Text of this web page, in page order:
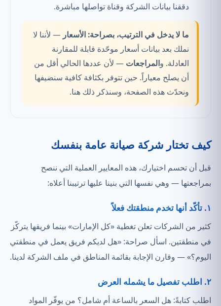
دققنا بيانات الشركة وقناة تواصلها مباشرة.
ما لا يدخل في الترتيب، بصراحة: الأسعار — لأننا لا
نملك بعد بيانات أسعار موحّدة قابلة للمقارنة
العادلة. والمراجعات — لأن عددها الحالي أقل من
أن يصلح معياراً. حين تتوفر بكثافة كافية سنضيفها
ونحدّث هذه الصفحة، وسنذكر ذلك هنا.
كيف تختار شركة صيانة عامة بنفسك
قبل أن تحسم اختيارك، هذه المعايير العملية التي ننصح
بمراجعتها — وهي نفسها التي بنينا عليها ترتيبنا أعلاه:
١. تأكّد أنها تخدم منطقتك فعلاً
كثير من الشركات تعلن تغطية «كل الإمارات» بينما فريقها يتركّز
في منطقتين. اسأل صراحة: «هل لديكم فريق يعمل في منطقتي
اليوم؟» — وقارن الإجابة بقائمة المناطق في ملف الشركة لدينا.
٢. اطلب تفصيل ما يشمله العرض
اطلب كتابةً: هل السعر بالساعة أم شامل؟ من يوفّر المواد